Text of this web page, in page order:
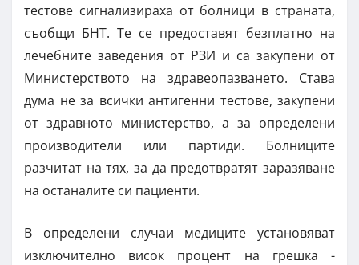
тестове сигнализираха от болници в страната,
съобщи БНТ. Те се предоставят безплатно на
лечебните заведения от РЗИ и са закупени от
Министерството на здравеопазването. Става
дума не за всички антигенни тестове, закупени
от здравното министерство, а за определени
производители или партиди. Болниците
разчитат на тях, за да предотвратят заразяване
на останалите си пациенти.
В определени случаи медиците установяват
изключително висок процент на грешка -